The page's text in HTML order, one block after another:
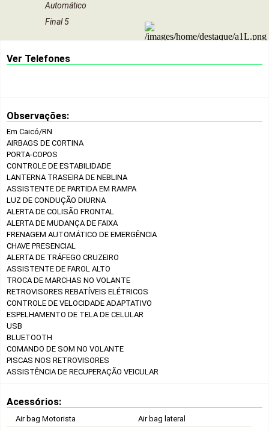
Automático
Final 5
Ver Telefones
Observações:
Em Caicó/RN
AIRBAGS DE CORTINA
PORTA-COPOS
CONTROLE DE ESTABILIDADE
LANTERNA TRASEIRA DE NEBLINA
ASSISTENTE DE PARTIDA EM RAMPA
LUZ DE CONDUÇÃO DIURNA
ALERTA DE COLISÃO FRONTAL
ALERTA DE MUDANÇA DE FAIXA
FRENAGEM AUTOMÁTICO DE EMERGÊNCIA
CHAVE PRESENCIAL
ALERTA DE TRÁFEGO CRUZEIRO
ASSISTENTE DE FAROL ALTO
TROCA DE MARCHAS NO VOLANTE
RETROVISORES REBATÍVEIS ELÉTRICOS
CONTROLE DE VELOCIDADE ADAPTATIVO
ESPELHAMENTO DE TELA DE CELULAR
USB
BLUETOOTH
COMANDO DE SOM NO VOLANTE
PISCAS NOS RETROVISORES
ASSISTÊNCIA DE RECUPERAÇÃO VEICULAR
Acessórios:
Air bag Motorista Air bag lateral